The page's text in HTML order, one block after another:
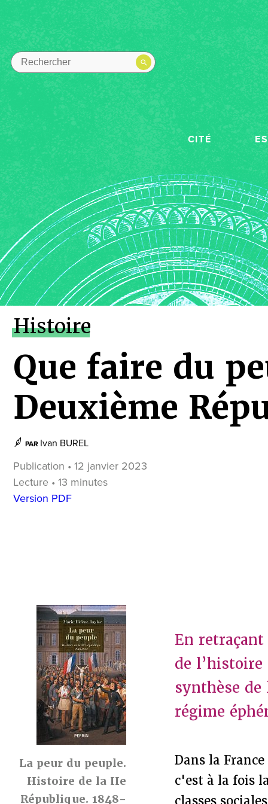
CITÉ
Histoire
Que faire du
Deuxième
PAR Ivan BUREL
Publication • 12 janvier 2023
Lecture • 13 minutes
Version PDF
La peur du peuple.
Histoire de la IIe
République. 1848-
En
de
synthèse
régime
Dans la
c'est à la fois